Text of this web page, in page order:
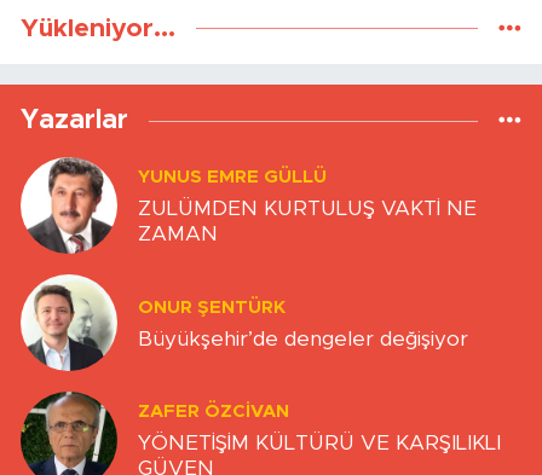
Yükleniyor...
Yazarlar
YUNUS EMRE GÜLLÜ
ZULÜMDEN KURTULUŞ VAKTİ NE
ZAMAN
ONUR ŞENTÜRK
Büyükşehir’de dengeler değişiyor
ZAFER ÖZCIVAN
YÖNETİŞİM KÜLTÜRÜ VE KARŞILIKLI
GÜVEN